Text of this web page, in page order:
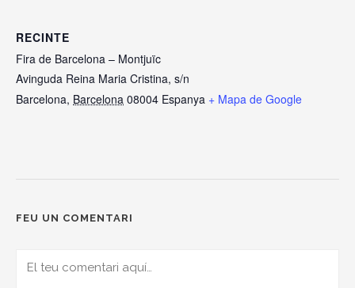
RECINTE
Fira de Barcelona – Montjuïc
Avinguda Reina Maria Cristina, s/n
Barcelona, Barcelona 08004 Espanya + Mapa de Google
FEU UN COMENTARI